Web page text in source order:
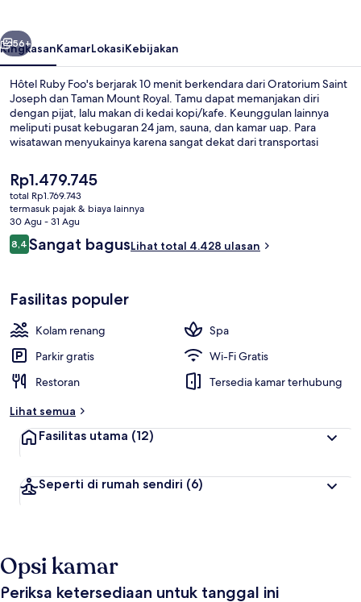
Berikutnya
56+
RingkasanKamarLokasiKebijakan
Hôtel Ruby Foo's berjarak 10 menit berkendara dari Oratorium Saint
Joseph dan Taman Mount Royal. Tamu dapat memanjakan diri
dengan pijat, lalu makan di kedai kopi/kafe. Keunggulan lainnya
meliputi pusat kebugaran 24 jam, sauna, dan kamar uap. Para
wisatawan menyukainya karena sangat dekat dari transportasi
hanya 9 menit.
Harga
saat
ini
Rp1.479.745
Rp1.479.745
total Rp1.769.743
termasuk pajak & biaya lainnya
30 Agu - 31 Agu
Ulasan
8,48,4 dari 10
Sangat bagusLihat total 4.428 ulasan
Fasilitas populer
Kolam renang
Spa
Parkir gratis
Wi-Fi Gratis
Restoran
Tersedia kamar terhubung
Lihat semua
Fasilitas utama (12)
Seperti di rumah sendiri (6)
Opsi kamar
Periksa ketersediaan untuk tanggal ini